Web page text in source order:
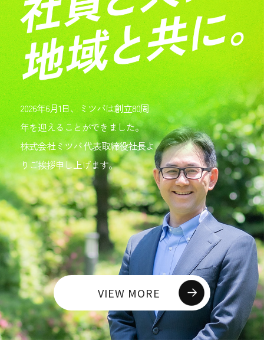
2026年6月1日、ミツバは創立80周
年を迎えることができました。
株式会社ミツバ 代表取締役社長よ
りご挨拶申し上げます。
VIEW MORE